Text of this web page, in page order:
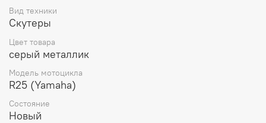
Вид техники
Скутеры
Цвет товара
серый металлик
Модель мотоцикла
R25 (Yamaha)
Состояние
Новый